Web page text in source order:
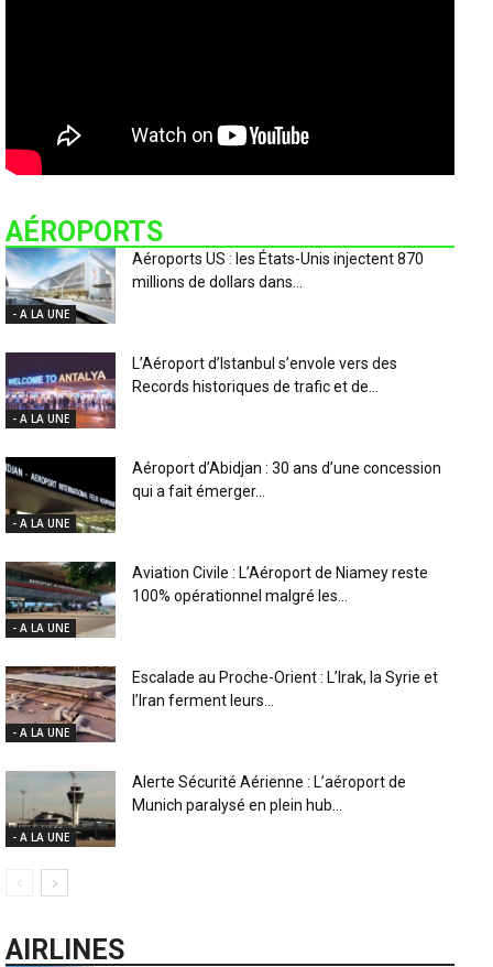
AÉROPORTS
- A LA UNE
Aéroports US : les États-Unis injectent 870
millions de dollars dans...
- A LA UNE
L’Aéroport d’Istanbul s’envole vers des
Records historiques de trafic et de...
- A LA UNE
Aéroport d’Abidjan : 30 ans d’une concession
qui a fait émerger...
- A LA UNE
Aviation Civile : L’Aéroport de Niamey reste
100% opérationnel malgré les...
- A LA UNE
Escalade au Proche-Orient : L’Irak, la Syrie et
l’Iran ferment leurs...
- A LA UNE
Alerte Sécurité Aérienne : L’aéroport de
Munich paralysé en plein hub...
AIRLINES